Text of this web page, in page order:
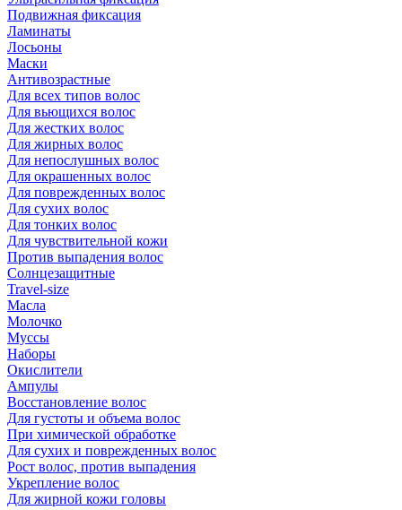
Подвижная фиксация
Ламинаты
Лосьоны
Маски
Антивозрастные
Для всех типов волос
Для вьющихся волос
Для жестких волос
Для жирных волос
Для непослушных волос
Для окрашенных волос
Для поврежденных волос
Для сухих волос
Для тонких волос
Для чувствительной кожи
Против выпадения волос
Солнцезащитные
Travel-size
Масла
Молочко
Муссы
Наборы
Окислители
Ампулы
Восстановление волос
Для густоты и объема волос
При химической обработке
Для сухих и поврежденных волос
Рост волос, против выпадения
Укрепление волос
Для жирной кожи головы